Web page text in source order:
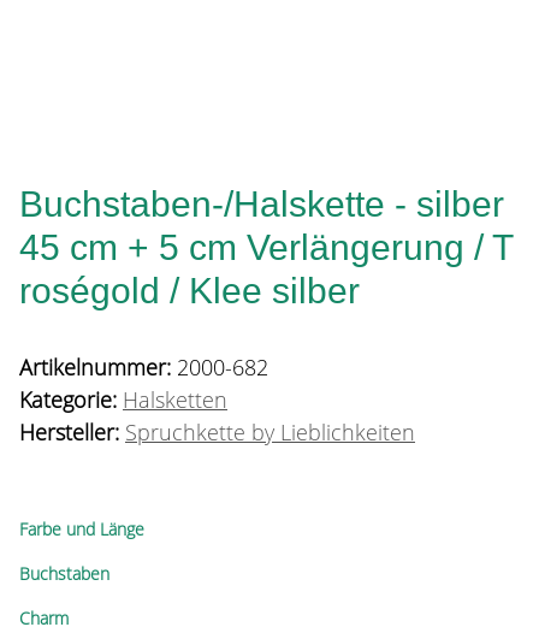
Buchstaben-/Halskette - silber
45 cm + 5 cm Verlängerung / T
roségold / Klee silber
Artikelnummer: 2000-682
Kategorie: Halsketten
Hersteller: Spruchkette by Lieblichkeiten
Farbe und Länge
Buchstaben
Charm